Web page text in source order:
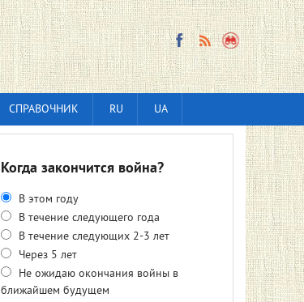
СПРАВОЧНИК RU UA
Когда закончится война?
В этом году
В течение следующего года
В течение следующих 2-3 лет
Через 5 лет
Не ожидаю окончания войны в
ближайшем будущем